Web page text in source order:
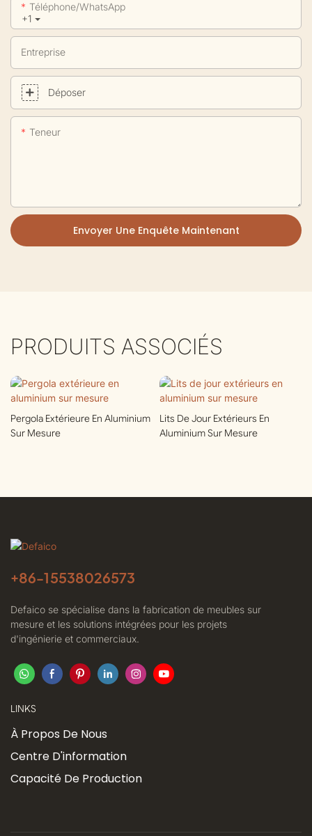
+1
Téléphone/WhatsApp
Entreprise
Déposer
Teneur
Envoyer Une Enquête Maintenant
PRODUITS ASSOCIÉS
Pergola Extérieure En Aluminium
Sur Mesure
Lits De Jour Extérieurs En
Aluminium Sur Mesure
+86-15538026573
Defaico se spécialise dans la fabrication de meubles sur
mesure et les solutions intégrées pour les projets
d'ingénierie et commerciaux.
LINKS
À Propos De Nous
Centre D'information
Capacité De Production